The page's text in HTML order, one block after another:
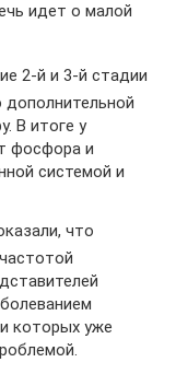
идет о малой
2-й и 3-й стадии
В итоге у
фосфора и
системой и
что
которых уже